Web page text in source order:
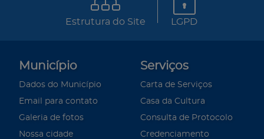
Estrutura do Site LGPD
Município
Dados do Município
Email para contato
Galeria de fotos
Nossa cidade
Serviços
Carta de Serviços
Casa da Cultura
Consulta de Protocolo
Credenciamento